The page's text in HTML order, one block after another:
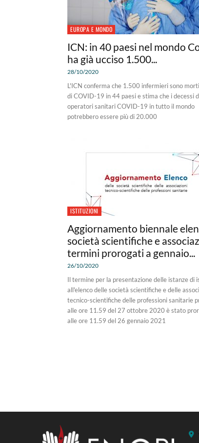
EUROPA E MONDO
ICN: in 40 paesi nel mondo
ha già ucciso 1.500...
28/10/2020
L'ICN conferma che 1.500 infermieri sono
di COVID-19 in 44 paesi e stima che i decessi
operatori sanitari COVID-19 in tutto il mondo
potrebbero essere più di 20.000
ISTITUZIONI
Aggiornamento biennale
società scientifiche e
termini prorogati a gennaio...
26/10/2020
Il termine per la presentazione delle istanze di
all'elenco delle società scientifiche e delle
tecnico-scientifiche delle professioni sanitarie
alle ore 11.59 del 27 ottobre 2020 è stato
alle ore 11.59 del 26 gennaio 2021